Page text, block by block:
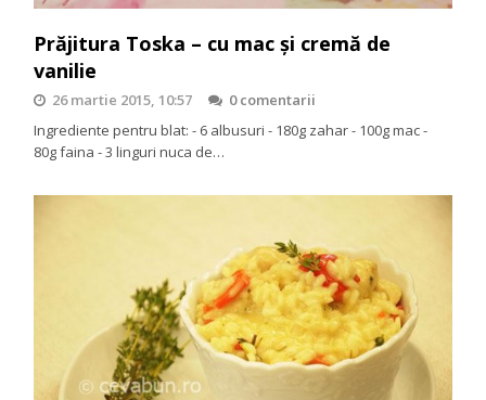
Prăjitura Toska – cu mac şi cremă de
vanilie
26 martie 2015, 10:57
0 comentarii
Ingrediente pentru blat: - 6 albusuri - 180g zahar - 100g mac -
80g faina - 3 linguri nuca de…